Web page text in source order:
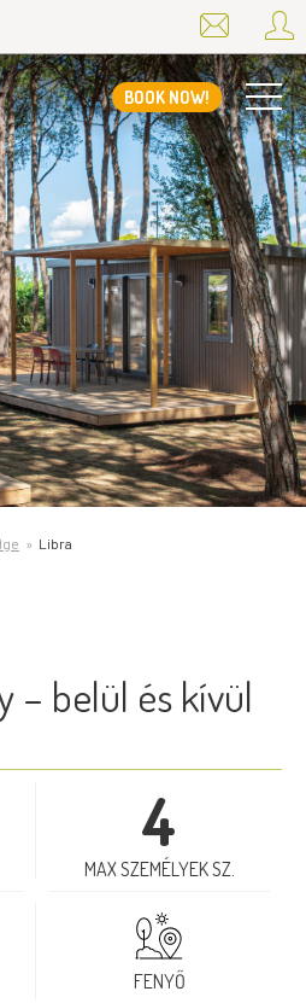
BOOK NOW!
Libra
– belül és kívül
4
MAX SZEMÉLYEK SZ.
FENYŐ